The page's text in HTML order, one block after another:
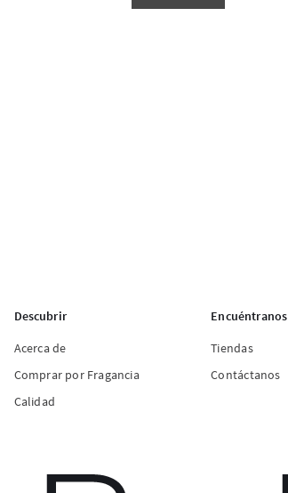
Descubrir
Acerca de
Comprar por Fragancia
Calidad
Encuéntranos
Tiendas
Contáctanos